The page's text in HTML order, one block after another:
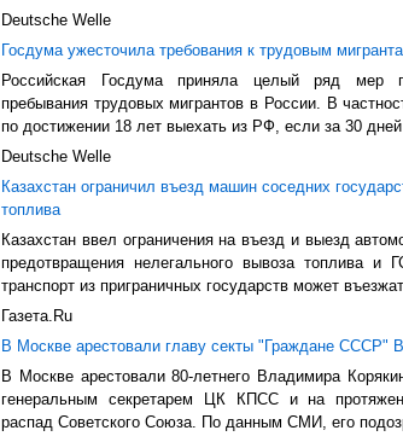
Deutsche Welle
Госдума ужесточила требования к трудовым
Российская Госдума приняла целый ряд мер
пребывания трудовых мигрантов в России. В
по достижении 18 лет выехать из РФ, если за 30
Deutsche Welle
Казахстан ограничил въезд машин соседних
топлива
Казахстан ввел ограничения на въезд и выезд
предотвращения нелегального вывоза топлива и
транспорт из приграничных государств может
Газета.Ru
В Москве арестовали главу секты "Граждане СССР"
В Москве арестовали 80-летнего Владимира
генеральным секретарем ЦК КПСС и на
распад Советского Союза. По данным СМИ, его